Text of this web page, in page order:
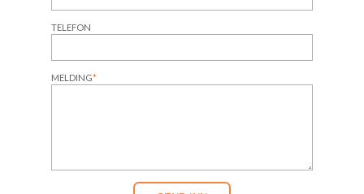
TELEFON
MELDING*